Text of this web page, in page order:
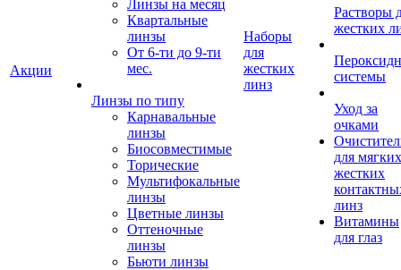
Акции
Линзы на месяц
Квартальные
линзы
От 6-ти до 9-ти
мес.
Линзы по типу
Карнавальные
линзы
Биосовместимые
Торические
Мультифокальные
линзы
Цветные линзы
Оттеночные
линзы
Бьюти линзы
Наборы
для
жестких
линз
Растворы
жестких
системы
Уход за
очками
для
жестких
линз
Витамины
для глаз